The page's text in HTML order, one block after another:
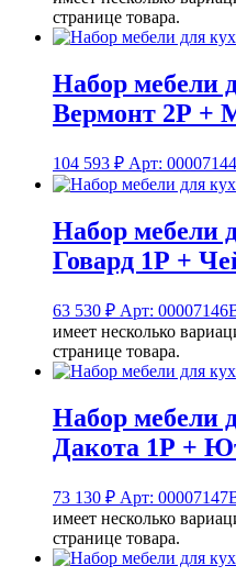
странице товара.
Набор мебели
Вермонт 2Р +
104 593 ₽ Арт: 00007144
Набор мебели
Говард 1Р +
63 530 ₽ Арт: 00007146
имеет несколько
странице товара.
Набор мебели
Дакота 1Р +
73 130 ₽ Арт: 00007147
имеет несколько
странице товара.